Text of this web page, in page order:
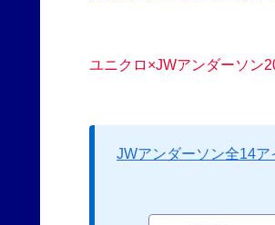
ユニクロ×JWアンダーソン
JWアンダーソン全14